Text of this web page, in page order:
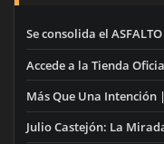
Se consolida el
Accede a la Tienda
Más Que Una Intención
Julio Castejón: La